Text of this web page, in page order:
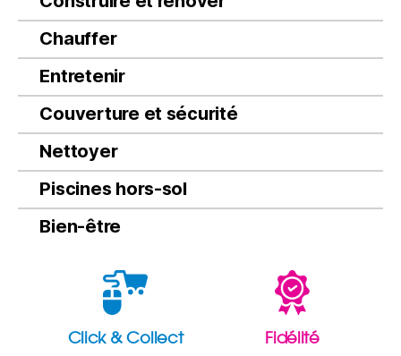
Chauffer
Entretenir
Couverture et sécurité
Nettoyer
Piscines hors-sol
Bien-être
Click & Collect Fidélité